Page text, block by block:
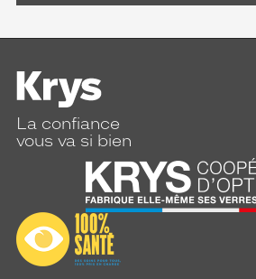
La confiance
vous va si bien